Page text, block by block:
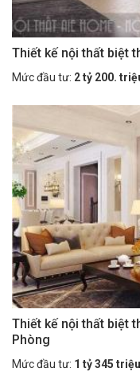
Thiết kế nội thất biệt
Mức đầu tư: 2 tỷ 200.
Thiết kế nội thất biệt
Phòng
Mức đầu tư: 1 tỷ 345 triệu